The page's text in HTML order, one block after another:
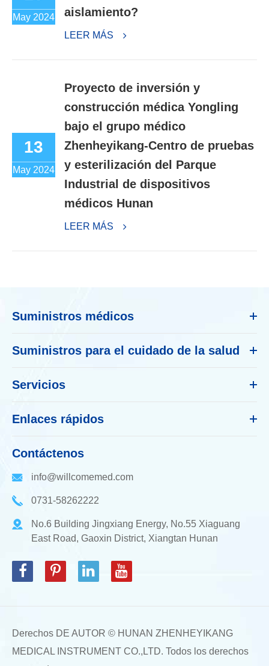
May 2024
aislamiento?
LEER MÁS
13
May 2024
Proyecto de inversión y
construcción médica Yongling
bajo el grupo médico
Zhenheyikang-Centro de pruebas
y esterilización del Parque
Industrial de dispositivos
médicos Hunan
LEER MÁS
Suministros médicos
Suministros para el cuidado de la salud
Servicios
Enlaces rápidos
Contáctenos
info@willcomemed.com
0731-58262222
No.6 Building Jingxiang Energy, No.55 Xiaguang
East Road, Gaoxin District, Xiangtan Hunan
Derechos DE AUTOR © HUNAN ZHENHEYIKANG
MEDICAL INSTRUMENT CO.,LTD. Todos los derechos